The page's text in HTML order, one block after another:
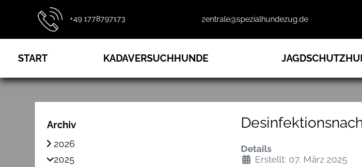
+49 1778797173 zentrale@spezialhundezug.de
START KADAVERSUCHHUNDE
Archiv
2026
2025
Details
Erstellt: 07. März 2025